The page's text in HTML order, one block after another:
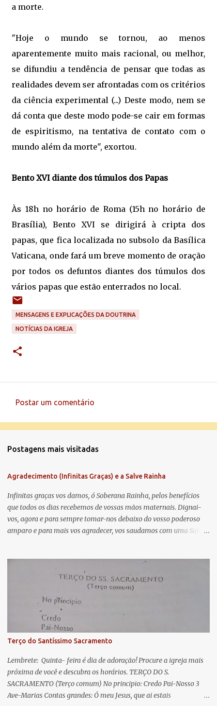
a morte.
"Hoje o mundo se tornou, ao menos
aparentemente muito mais racional, ou melhor,
se difundiu a tendência de pensar que todas as
realidades devem ser afrontadas com os critérios
da ciência experimental (...) Deste modo, nem se
dá conta que deste modo pode-se cair em formas
de espiritismo, na tentativa de contato com o
mundo além da morte", exortou.
Bento XVI diante dos túmulos dos Papas
Às 18h no horário de Roma (15h no horário de
Brasília), Bento XVI se dirigirá à cripta dos
papas, que fica localizada no subsolo da Basílica
Vaticana, onde fará um breve momento de oração
por todos os defuntos diantes dos túmulos dos
vários papas que estão enterrados no local.
MENSAGENS E EXPLICAÇÕES DA DOUTRINA
NOTÍCIAS DA IGREJA
e
t
á
r
i
o
Postar um comentário
Postagens mais visitadas
Agradecimento (Infinitas Graças) e a Salve Rainha
Infinitas graças vos damos, ó Soberana Rainha, pelos benefícios
que todos os dias recebemos de vossas mãos maternais. Dignai-
vos, agora e para sempre tomar-nos debaixo do vosso poderoso
amparo e para mais vos agradecer, vos saudamos com uma Salve
lágrimas. Eia, pois, Advogada nossa, estes vossos olhos
misericordiosos a nós volvei, e depois deste desterro, mostrai-nos
Jesus. Bendito é o fruto do vosso ventre, ó clemente, ó piedosa, ó
doce e sempre Virgem Maria. Rogai por nós Santa Mãe de Deus.
Para que sejamos dignos das promessas de Cristo. Amém.
Terço do Santíssimo Sacramento
Lembrete: Quinta- feira é dia de adoração! Procure a igreja mais
próxima de você e descubra os horários. TERÇO DO S.
SACRAMENTO (Terço comum) No principio: Credo Pai-Nosso 3
Ave-Marias Contas grandes: Ó meu Jesus, que ai estais